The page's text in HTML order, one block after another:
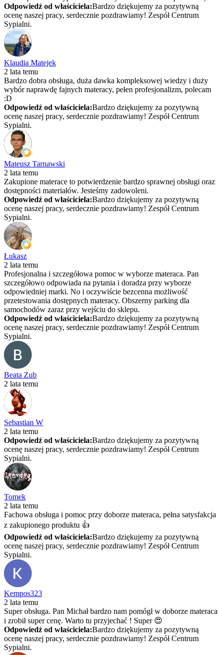
Odpowiedź od właściciela:Bardzo dziękujemy za pozytywną
ocenę naszej pracy, serdecznie pozdrawiamy! Zespół Centrum
Sypialni.
Klaudia Matejek
2 lata temu
Bardzo dobra obsługa, duża dawka kompleksowej wiedzy i duży
wybór naprawdę fajnych materacy, pełen profesjonalizm, polecam
:D
Odpowiedź od właściciela:Bardzo dziękujemy za pozytywną
ocenę naszej pracy, serdecznie pozdrawiamy! Zespół Centrum
Sypialni.
Mateusz Tarnawski
2 lata temu
Zakupione materace to potwierdzenie bardzo sprawnej obsługi oraz
dostępności materiałów. Jesteśmy zadowoleni.
Odpowiedź od właściciela:Bardzo dziękujemy za pozytywną
ocenę naszej pracy, serdecznie pozdrawiamy! Zespół Centrum
Sypialni.
Łukasz
2 lata temu
Profesjonalna i szczegółowa pomoc w wyborze materaca. Pan
szczegółowo odpowiada na pytania i doradza przy wyborze
odpowiedniej marki. No i oczywiście bezcenna możliwość
przetestowania dostępnych materacy. Obszerny parking dla
samochodów zaraz przy wejściu do sklepu.
Odpowiedź od właściciela:Bardzo dziękujemy za pozytywną
ocenę naszej pracy, serdecznie pozdrawiamy! Zespół Centrum
Sypialni.
Beata Zub
2 lata temu
Sebastian W
2 lata temu
Odpowiedź od właściciela:Bardzo dziękujemy za pozytywną
ocenę naszej pracy, serdecznie pozdrawiamy! Zespół Centrum
Sypialni.
Tomek
2 lata temu
Fachowa obsługa i pomoc przy doborze materaca, pełna satysfakcja
z zakupionego produktu 👍
Odpowiedź od właściciela:Bardzo dziękujemy za pozytywną
ocenę naszej pracy, serdecznie pozdrawiamy! Zespół Centrum
Sypialni.
Kempos323
2 lata temu
Super obsługa. Pan Michał bardzo nam pomógł w doborze materaca
i zrobił super cenę. Warto tu przyjechać ! Super 😍
Odpowiedź od właściciela:Bardzo dziękujemy za pozytywną
ocenę naszej pracy, serdecznie pozdrawiamy! Zespół Centrum
Sypialni.